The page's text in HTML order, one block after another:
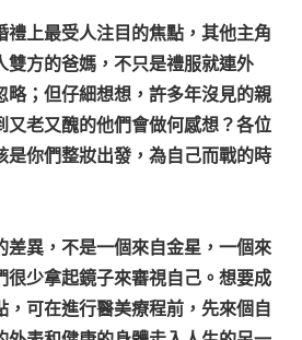
上最受人注目的焦點，其他主角
雙方的爸媽，不只是禮服就連外
略；但仔細想想，許多年沒見的親
又老又醜的他們會做何感想？各位
是你們整妝出發，為自己而戰的時
異，不是一個來自金星，一個來
很少拿起鏡子來審視自己。想要成
，可在進行醫美療程前，先來個自